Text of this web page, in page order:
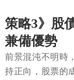
策略3》股
兼備優勢
前景混沌不明時
持正向，股票的